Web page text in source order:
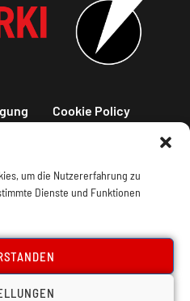
um die Nutzererfahrung zu
Dienste und Funktionen
Cookie Policy